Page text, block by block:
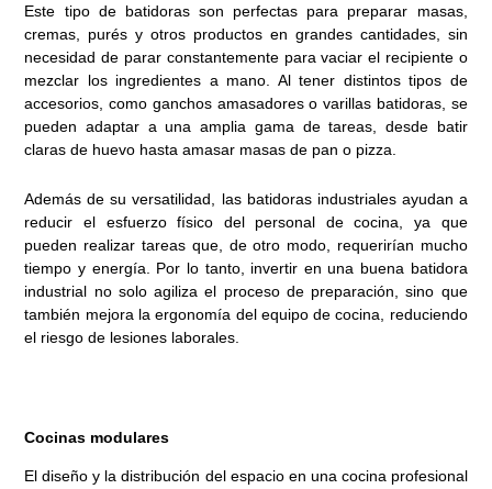
Este tipo de batidoras son perfectas para preparar masas,
cremas, purés y otros productos en grandes cantidades, sin
necesidad de parar constantemente para vaciar el recipiente o
mezclar los ingredientes a mano. Al tener distintos tipos de
accesorios, como ganchos amasadores o varillas batidoras, se
pueden adaptar a una amplia gama de tareas, desde batir
claras de huevo hasta amasar masas de pan o pizza.
Además de su versatilidad, las batidoras industriales ayudan a
reducir el esfuerzo físico del personal de cocina, ya que
pueden realizar tareas que, de otro modo, requerirían mucho
tiempo y energía. Por lo tanto, invertir en una buena batidora
industrial no solo agiliza el proceso de preparación, sino que
también mejora la ergonomía del equipo de cocina, reduciendo
el riesgo de lesiones laborales.
Cocinas modulares
El diseño y la distribución del espacio en una cocina profesional